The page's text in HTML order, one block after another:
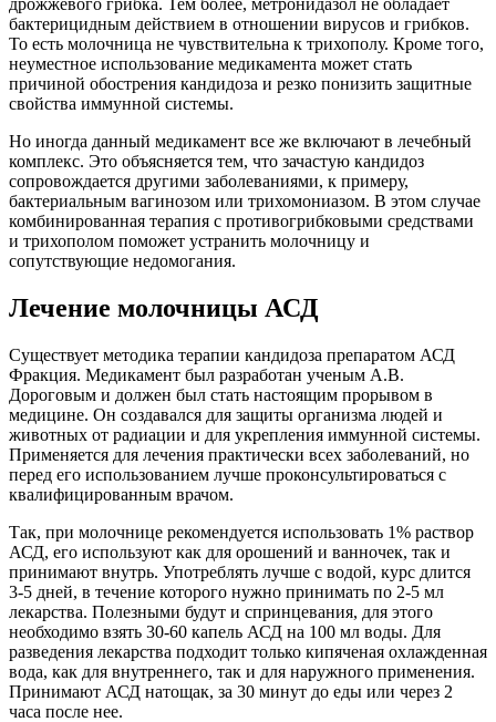
дрожжевого грибка. Тем более, метронидазол не обладает
бактерицидным действием в отношении вирусов и грибков.
То есть молочница не чувствительна к трихополу. Кроме того,
неуместное использование медикамента может стать
причиной обострения кандидоза и резко понизить защитные
свойства иммунной системы.
Но иногда данный медикамент все же включают в лечебный
комплекс. Это объясняется тем, что зачастую кандидоз
сопровождается другими заболеваниями, к примеру,
бактериальным вагинозом или трихомониазом. В этом случае
комбинированная терапия с противогрибковыми средствами
и трихополом поможет устранить молочницу и
сопутствующие недомогания.
Лечение молочницы АСД
Существует методика терапии кандидоза препаратом АСД
Фракция. Медикамент был разработан ученым А.В.
Дороговым и должен был стать настоящим прорывом в
медицине. Он создавался для защиты организма людей и
животных от радиации и для укрепления иммунной системы.
Применяется для лечения практически всех заболеваний, но
перед его использованием лучше проконсультироваться с
квалифицированным врачом.
Так, при молочнице рекомендуется использовать 1% раствор
АСД, его используют как для орошений и ванночек, так и
принимают внутрь. Употреблять лучше с водой, курс длится
3-5 дней, в течение которого нужно принимать по 2-5 мл
лекарства. Полезными будут и спринцевания, для этого
необходимо взять 30-60 капель АСД на 100 мл воды. Для
разведения лекарства подходит только кипяченая охлажденная
вода, как для внутреннего, так и для наружного применения.
Принимают АСД натощак, за 30 минут до еды или через 2
часа после нее.